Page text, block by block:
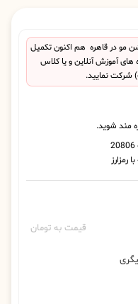
مو در قاهره هم اکنون تکمیل
آموزش آنلاین و یا کلاس
شرکت نمایید.
قیمت به تومان